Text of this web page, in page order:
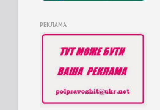
РЕКЛАМА